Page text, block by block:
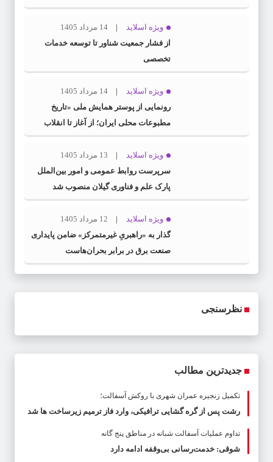
ویژه اسلاید
14 مرداد 1405
از فشار جمعیت شناور تا توسعه خدمات
تخصصی
ویژه اسلاید
14 مرداد 1405
رونمایی از پوستر همایش ملی «تاریخ
مطبوعات محلی ایران؛ از آغاز تا انقلاب
اسلامی» در گیلان
ویژه اسلاید
13 مرداد 1405
سرپرست روابط عمومی و امور بین‌الملل
پارک علم و فناوری گیلان منصوب شد
ویژه اسلاید
12 مرداد 1405
گذار به «راهبریِ غیرمتمرکز» ضامن پایداری
صنعت برق در برابر بحران‌هاست
نظرسنجی
جدیدترین مطالب
تکمیل زنجیره عمران شهری با روکش آسفالت؛
رشت پس از گره گشایی ترافیکی، وارد فاز ترمیم زیرساخت ها شد
تداوم عملیات آسفالت‌ شبانه در مناطق پنج گانه
شوقی: خدمت‌رسانی بی‌وقفه ادامه دارد